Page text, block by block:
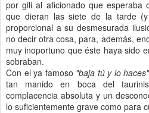
por gili al aficionado que esperaba
que dieran las siete de la tarde
proporcional a su desmesurada
no decir otra cosa, para, además,
muy inoportuno que éste haya sido
sobraban.
Con el ya famoso "baja tú y lo haces"
tan manido en boca del
complacencia absoluta y un
lo suficientemente grave como para